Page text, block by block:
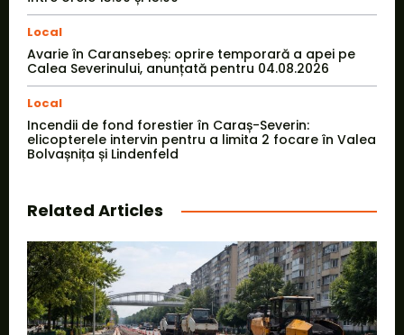
Local
Avarie în Caransebeș: oprire temporară a apei pe
Calea Severinului, anunțată pentru 04.08.2026
Local
Incendii de fond forestier în Caraș-Severin:
elicopterele intervin pentru a limita 2 focare în Valea
Bolvașnița și Lindenfeld
Related Articles